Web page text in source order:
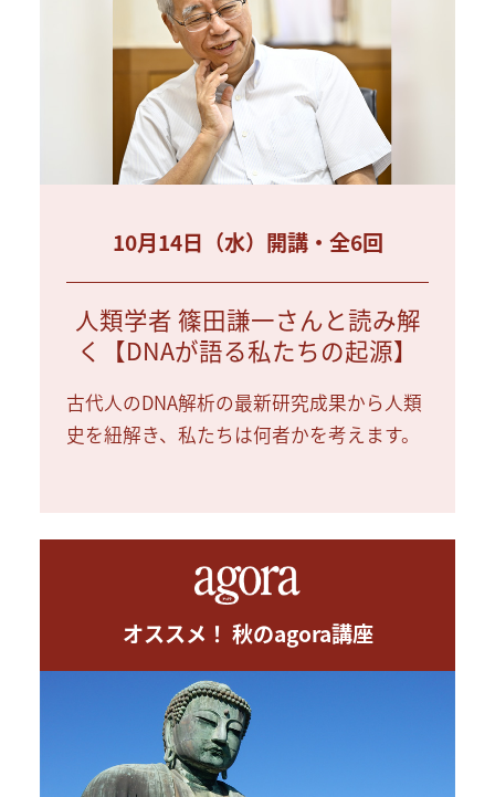
10月14日（水）開講・全6回
人類学者 篠田謙一さんと読み解
く【DNAが語る私たちの起源】
古代人のDNA解析の最新研究成果から人類
史を紐解き、私たちは何者かを考えます。
オススメ！ 秋のagora講座